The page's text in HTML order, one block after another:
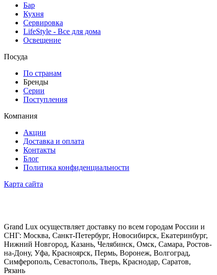
Бар
Кухня
Сервировка
LifeStyle - Все для дома
Освещение
Посуда
По странам
Бренды
Серии
Поступления
Компания
Акции
Доставка и оплата
Контакты
Блог
Политика конфиденциальности
Карта сайта
Grand Lux осуществляет доставку по всем городам России и
СНГ: Москва, Санкт-Петербург, Новосибирск, Екатеринбург,
Нижний Новгород, Казань, Челябинск, Омск, Самара, Ростов-
на-Дону, Уфа, Красноярск, Пермь, Воронеж, Волгоград,
Симферополь, Севастополь, Тверь, Краснодар, Саратов,
Рязань